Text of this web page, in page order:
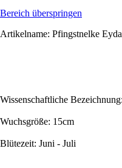
Bereich überspringen
Artikelname: Pfingstnelke
Wissenschaftliche
Wuchsgröße: 15cm
Blütezeit: Juni - Juli